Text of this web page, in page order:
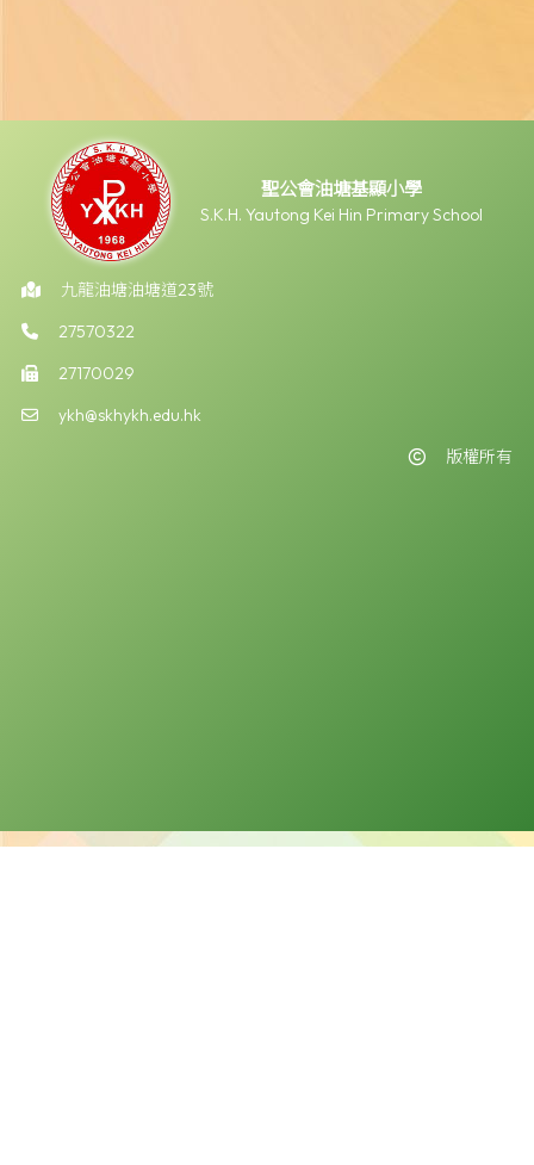
聖公會油塘基顯小學
S.K.H. Yautong Kei Hin Primary School
九龍油塘油塘道23號
27570322
27170029
ykh@skhykh.edu.hk
版權所有